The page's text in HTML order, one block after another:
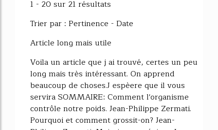
1 - 20 sur 21 résultats
Trier par : Pertinence - Date
Article long mais utile
Voila un article que j ai trouvé, certes un peu
long mais très intéressant. On apprend
beaucoup de choses.J espèere que il vous
servira SOMMAIRE: Comment l'organisme
contrôle notre poids. Jean-Philippe Zermati.
Pourquoi et comment grossit-on? Jean-